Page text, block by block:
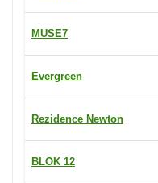
MUSE7
Evergreen
Rezidence Newton
BLOK 12